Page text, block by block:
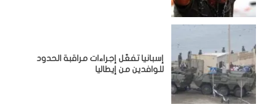
إسبانيا تفعّل إجراءات مراقبة الحدود
للوافدين من إيطاليا